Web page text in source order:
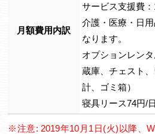
月額費用内訳
サービス支援費
介護・医療・日
なります。
オプションレン
蔵庫、チェスト
計、ゴミ箱）
寝具リース74円/日
※注意: 2019年10月1日(火)以降、